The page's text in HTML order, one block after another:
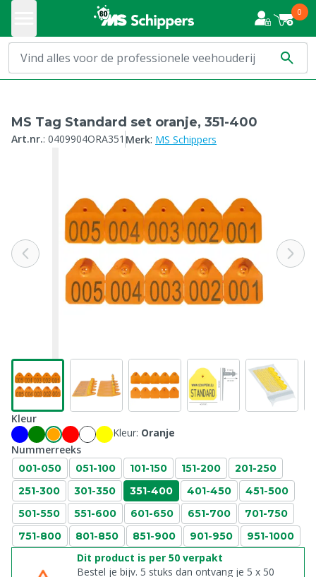
0
MS Tag Standard set oranje, 351-400
Art.nr.: 0409904ORA351 Merk: MS Schippers
Kleur
Kleur: Oranje
Nummerreeks
001-050 051-100 101-150 151-200
201-250
251-300
301-350 351-400 401-450
451-500
501-550
551-600 601-650 651-700
701-750
751-800
801-850 851-900 901-950 951-1000
Dit product is per 50 verpakt
Bestel je bijv. 5 stuks dan ontvang je 5 x 50